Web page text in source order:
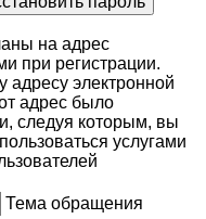
на адрес
при регистрации.
адресу электронной
адрес было
следуя которым, вы
услугами
Тема обращения